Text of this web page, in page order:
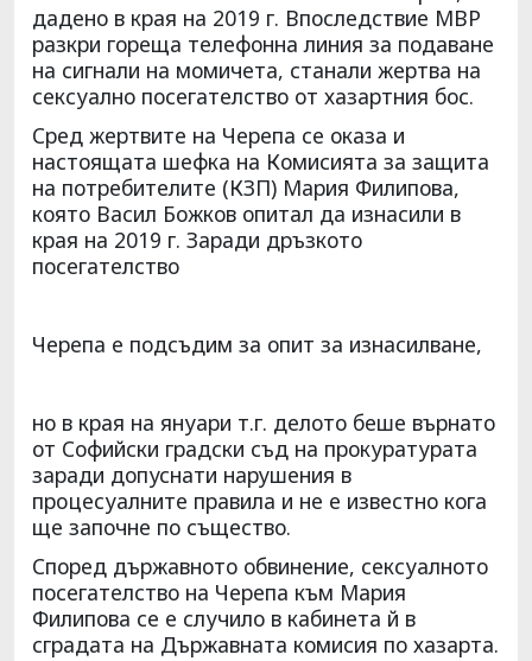
дадено в края на 2019 г. Впоследствие МВР
разкри гореща телефонна линия за подаване
на сигнали на момичета, станали жертва на
сексуално посегателство от хазартния бос.
Сред жертвите на Черепа се оказа и
настоящата шефка на Комисията за защита
на потребителите (КЗП) Мария Филипова,
която Васил Божков опитал да изнасили в
края на 2019 г. Заради дръзкото
посегателство
Черепа е подсъдим за опит за изнасилване,
но в края на януари т.г. делото беше върнато
от Софийски градски съд на прокуратурата
заради допуснати нарушения в
процесуалните правила и не е известно кога
ще започне по същество.
Според държавното обвинение, сексуалното
посегателство на Черепа към Мария
Филипова се е случило в кабинета й в
сградата на Държавната комисия по хазарта.